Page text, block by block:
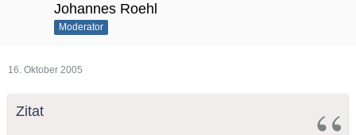
Johannes Roehl
Moderator
16. Oktober 2005
Zitat